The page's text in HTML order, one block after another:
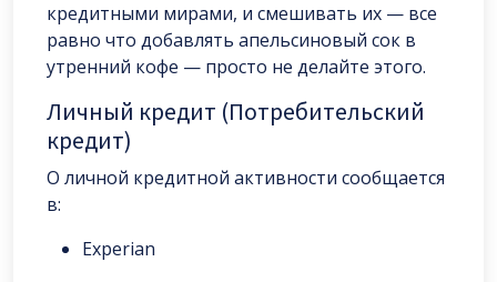
кредитными мирами, и смешивать их — все
равно что добавлять апельсиновый сок в
утренний кофе — просто не делайте этого.
Личный кредит (Потребительский
кредит)
О личной кредитной активности сообщается
в:
Experian